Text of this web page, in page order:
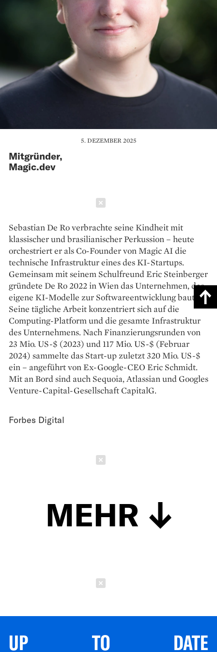
5. DEZEMBER 2025
Mitgründer,
Magic.dev
Sebastian De Ro verbrachte seine Kindheit mit
klassischer und brasilianischer Perkussion – heute
orchestriert er als Co-Founder von Magic AI die
technische Infrastruktur eines des KI-Startups.
Gemeinsam mit seinem Schulfreund Eric Steinberger
gründete De Ro 2022 in Wien das Unternehmen, das
eigene KI-Modelle zur Softwareentwicklung baut.
Seine tägliche Arbeit konzentriert sich auf die
Computing-Platform und die gesamte Infrastruktur
des Unternehmens. Nach Finanzierungsrunden von
23 Mio. US-$ (2023) und 117 Mio. US-$ (Februar
2024) sammelte das Start-up zuletzt 320 Mio. US-$
ein – angeführt von Ex-Google-CEO Eric Schmidt.
Mit an Bord sind auch Sequoia, Atlassian und Googles
Venture-Capital-Gesellschaft CapitalG.
Forbes Digital
MEHR
UP TO DATE